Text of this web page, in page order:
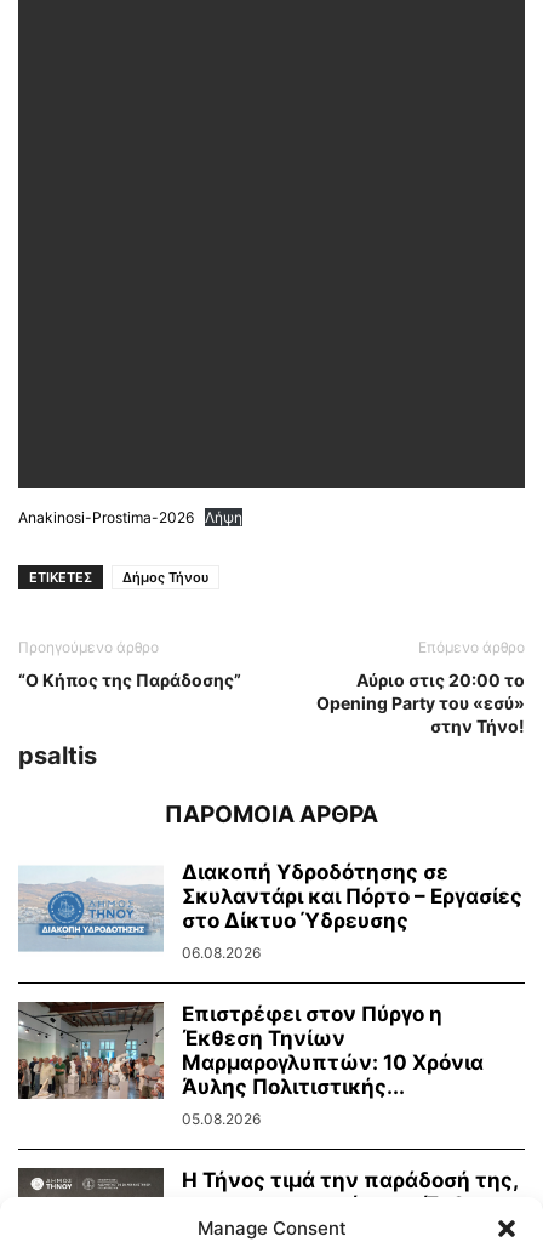
Anakinosi-Prostima-2026 Λήψη
ΕΤΙΚΕΤΕΣ Δήμος Τήνου
Προηγούμενο άρθρο
“Ο Κήπος της Παράδοσης”
Επόμενο άρθρο
Αύριο στις 20:00 το
Opening Party του «εσύ»
στην Τήνο!
psaltis
ΠΑΡΟΜΟΙΑ ΑΡΘΡΑ
Διακοπή Υδροδότησης σε
Σκυλαντάρι και Πόρτο – Εργασίες
στο Δίκτυο Ύδρευσης
06.08.2026
Επιστρέφει στον Πύργο η
Έκθεση Τηνίων
Μαρμαρογλυπτών: 10 Χρόνια
Άυλης Πολιτιστικής...
05.08.2026
Η Τήνος τιμά την παράδοσή της,
τη μαρμαροτεχνία της. Έκθεση
Τήνιων...
Manage Consent